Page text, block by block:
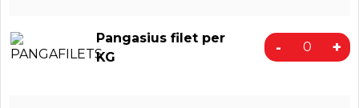
Pangasius filet per
KG
- +